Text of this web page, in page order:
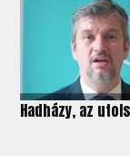
Hadházy, az